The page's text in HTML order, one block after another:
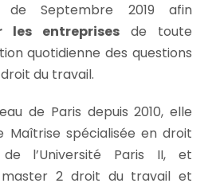
Septembre 2019 afin
les entreprises de toute
quotidienne des questions
du travail.
de Paris depuis 2010, elle
Maîtrise spécialisée en droit
l’Université Paris II, et
master 2 droit du travail et